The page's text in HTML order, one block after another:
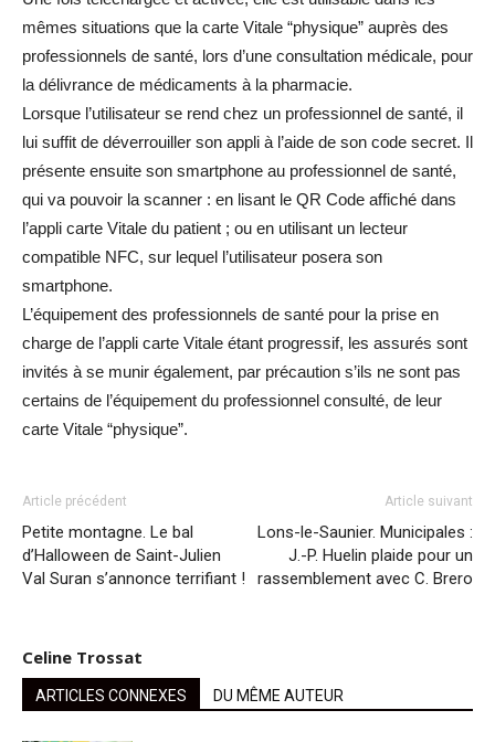
mêmes situations que la carte Vitale “physique” auprès des
professionnels de santé, lors d’une consultation médicale, pour
la délivrance de médicaments à la pharmacie.
Lorsque l’utilisateur se rend chez un professionnel de santé, il
lui suffit de déverrouiller son appli à l’aide de son code secret. Il
présente ensuite son smartphone au professionnel de santé,
qui va pouvoir la scanner : en lisant le QR Code affiché dans
l’appli carte Vitale du patient ; ou en utilisant un lecteur
compatible NFC, sur lequel l’utilisateur posera son
smartphone.
L’équipement des professionnels de santé pour la prise en
charge de l’appli carte Vitale étant progressif, les assurés sont
invités à se munir également, par précaution s’ils ne sont pas
certains de l’équipement du professionnel consulté, de leur
carte Vitale “physique”.
Article précédent
Petite montagne. Le bal
d’Halloween de Saint-Julien
Val Suran s’annonce terrifiant !
Article suivant
Lons-le-Saunier. Municipales :
J.-P. Huelin plaide pour un
rassemblement avec C. Brero
Celine Trossat
ARTICLES CONNEXES DU MÊME AUTEUR